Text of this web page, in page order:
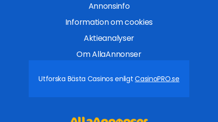
Annonsinfo
Information om cookies
Aktieanalyser
Om AllaAnnonser
Utforska Bästa Casinos enligtCasinoPRO.se